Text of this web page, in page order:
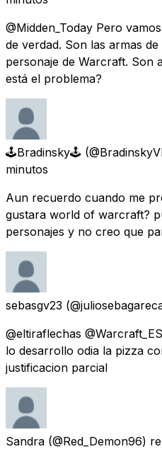
@Midden_Today Pero
de verdad. Son las armas
personaje de Warcraft. Son
está el problema?
🕹️Bradinsky🕹️
minutos
Aun recuerdo cuando me
gustara world of warcraft?
personajes y no creo que
sebasgv23
@eltiraflechas
lo desarrollo odia la pizza
justificacion parcial
Sandra (@Red_Demon96)